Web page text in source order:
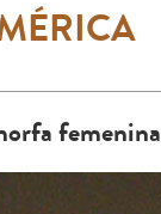
femenina